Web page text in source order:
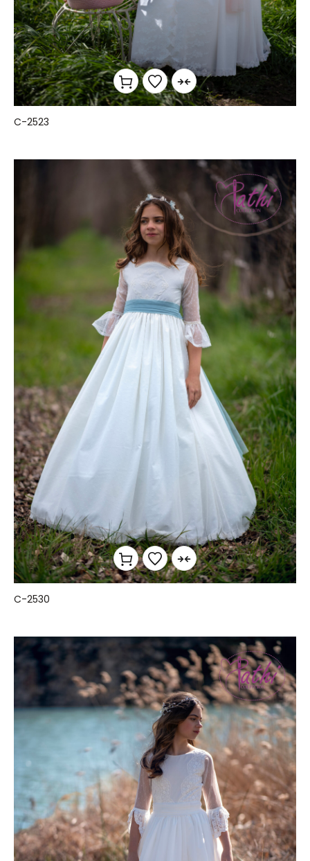
C-2523
C-2530